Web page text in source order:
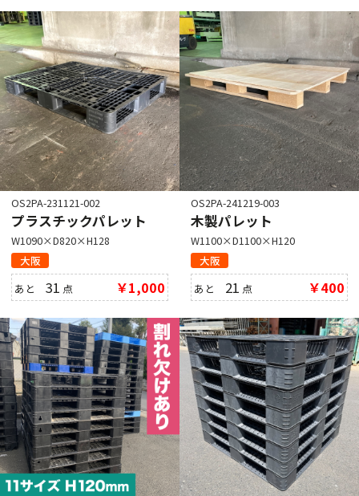
OS2PA-231121-002
プラスチックパレット
W1090×D820×H128
大阪
あと31 点 ￥1,000
OS2PA-241219-003
木製パレット
W1100×D1100×H120
大阪
あと 21 点 ￥400